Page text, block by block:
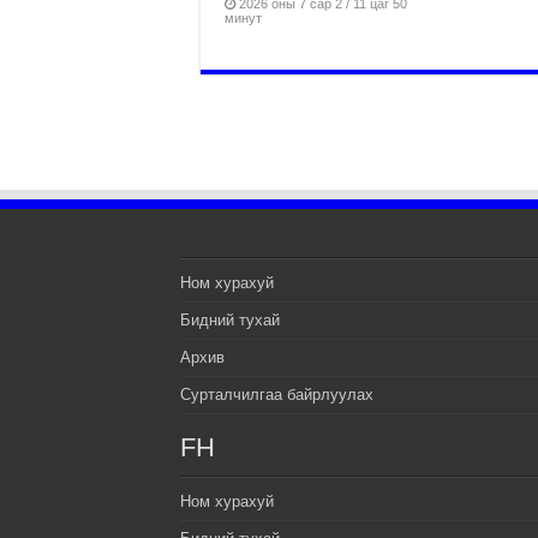
2026 оны 7 сар 2 / 11 цаг 50
минут
Ном хурахуй
Бидний тухай
Архив
Сурталчилгаа байрлуулах
FH
Ном хурахуй